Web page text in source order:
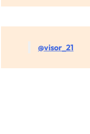
@visor_21